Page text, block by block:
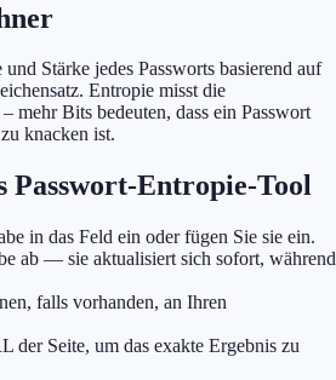
Stärke jedes Passworts basierend auf
Entropie misst die
mehr Bits bedeuten, dass ein Passwort
knacken ist.
Passwort-Entropie-Tool
in das Feld ein oder fügen Sie sie ein.
ab — sie aktualisiert sich sofort, während
falls vorhanden, an Ihren
der Seite, um das exakte Ergebnis zu